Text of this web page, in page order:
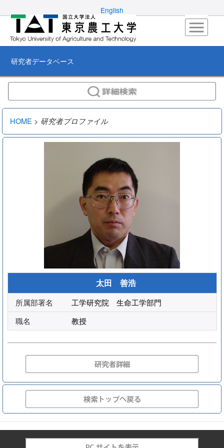
English
研究者データベース
HOME > 研究者プロファイル
太田 善浩
所属部署名
工学研究院 生命工学部門
職名
教授